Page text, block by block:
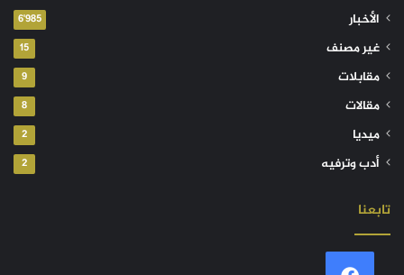
الأخبار 6٬985
غير مصنف 15
مقابلات 9
مقالات 8
ميديا 2
أدب وترفيه 2
تابعنا